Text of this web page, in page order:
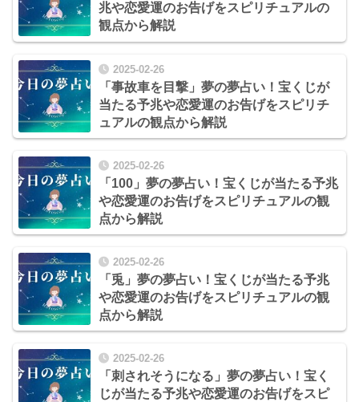
兆や恋愛運のお告げをスピリチュアルの
観点から解説
2025-02-26
「事故車を目撃」夢の夢占い！宝くじが
当たる予兆や恋愛運のお告げをスピリチ
ュアルの観点から解説
2025-02-26
「100」夢の夢占い！宝くじが当たる予兆
や恋愛運のお告げをスピリチュアルの観
点から解説
2025-02-26
「兎」夢の夢占い！宝くじが当たる予兆
や恋愛運のお告げをスピリチュアルの観
点から解説
2025-02-26
「刺されそうになる」夢の夢占い！宝く
じが当たる予兆や恋愛運のお告げをスピ